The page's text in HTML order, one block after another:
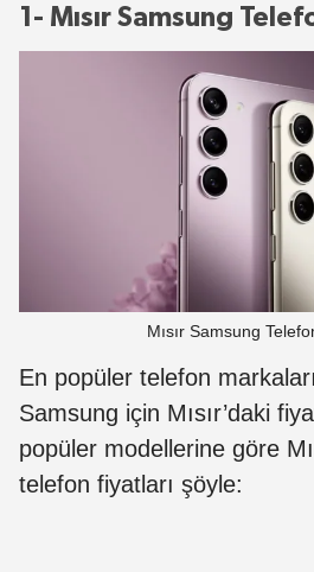
1- Mısır Samsung
Mısır Samsung
En popüler telefon
Samsung için Mısır’daki
popüler modellerine göre
telefon fiyatları şöyle: